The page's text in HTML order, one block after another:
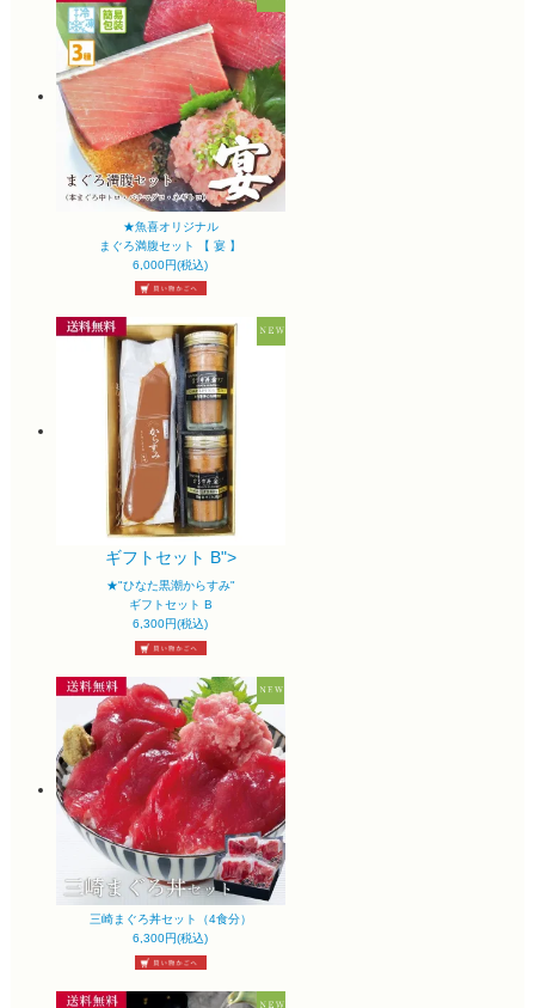
★魚喜オリジナル
まぐろ満腹セット 【 宴 】
6,000円(税込)
ギフトセット B">
★"ひなた黒潮からすみ"
ギフトセット B
6,300円(税込)
三崎まぐろ丼セット（4食分）
6,300円(税込)